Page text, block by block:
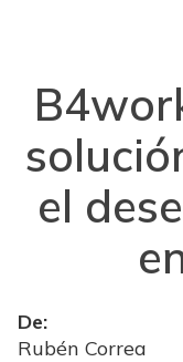
el
De:
Rubén Correa